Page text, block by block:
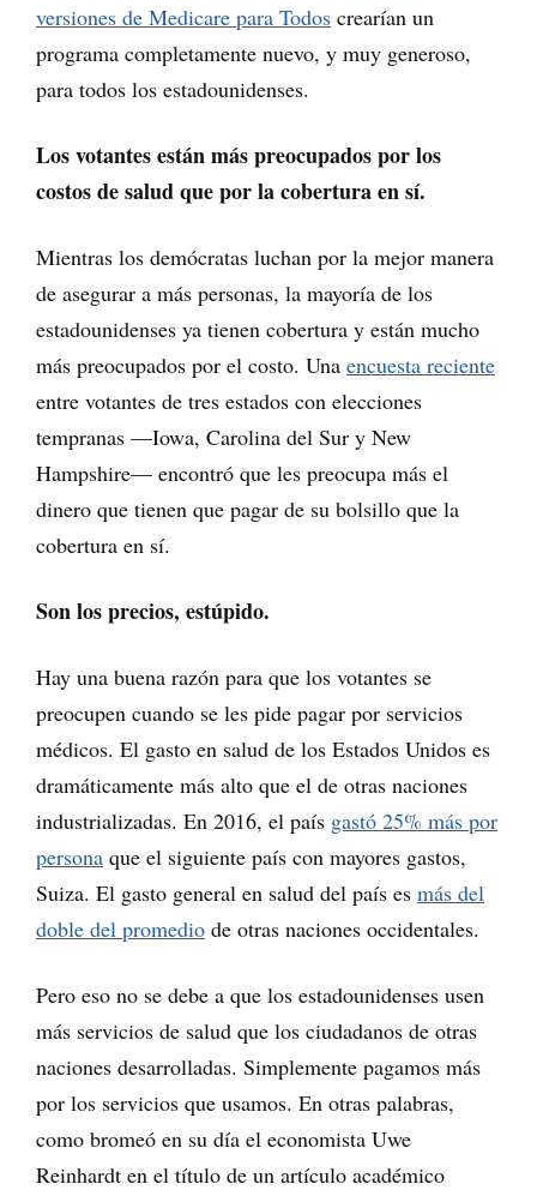
versiones de Medicare para Todos crearían un
programa completamente nuevo, y muy generoso,
para todos los estadounidenses.
Los votantes están más preocupados por los
costos de salud que por la cobertura en sí.
Mientras los demócratas luchan por la mejor manera
de asegurar a más personas, la mayoría de los
estadounidenses ya tienen cobertura y están mucho
más preocupados por el costo. Una encuesta reciente
entre votantes de tres estados con elecciones
tempranas —Iowa, Carolina del Sur y New
Hampshire— encontró que les preocupa más el
dinero que tienen que pagar de su bolsillo que la
cobertura en sí.
Son los precios, estúpido.
Hay una buena razón para que los votantes se
preocupen cuando se les pide pagar por servicios
médicos. El gasto en salud de los Estados Unidos es
dramáticamente más alto que el de otras naciones
industrializadas. En 2016, el país gastó 25% más por
persona que el siguiente país con mayores gastos,
Suiza. El gasto general en salud del país es más del
doble del promedio de otras naciones occidentales.
Pero eso no se debe a que los estadounidenses usen
más servicios de salud que los ciudadanos de otras
naciones desarrolladas. Simplemente pagamos más
por los servicios que usamos. En otras palabras,
como bromeó en su día el economista Uwe
Reinhardt en el título de un artículo académico